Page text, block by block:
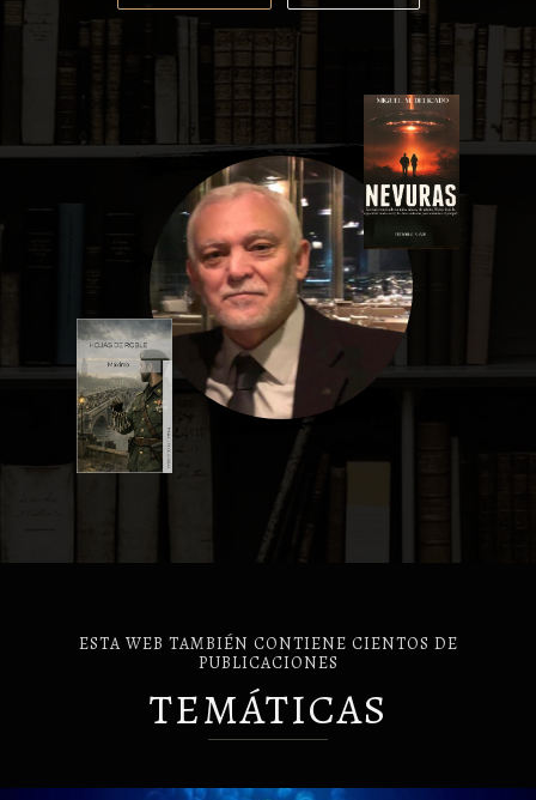
ESTA WEB TAMBIÉN CONTIENE CIENTOS DE
PUBLICACIONES
TEMÁTICAS